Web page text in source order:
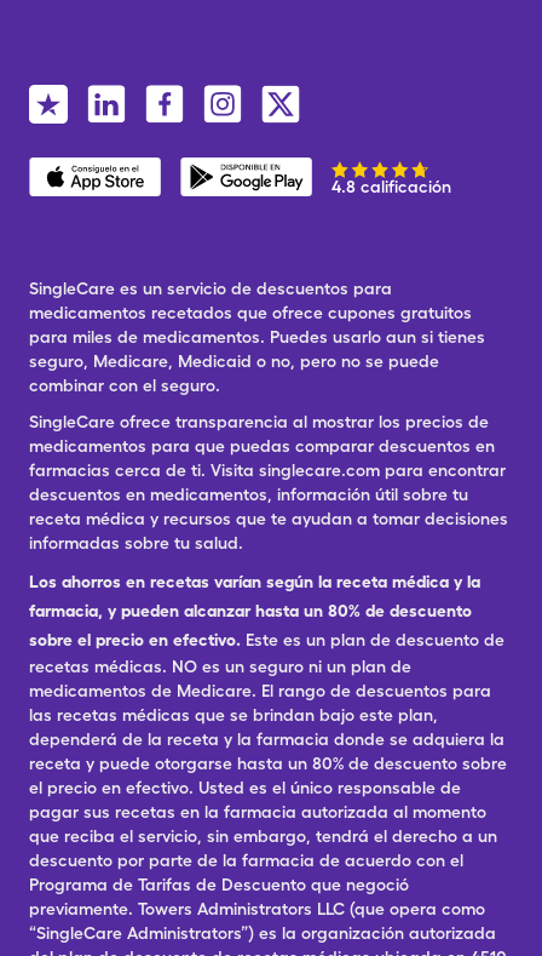
4.8 calificación
SingleCare es un servicio de descuentos para
medicamentos recetados que ofrece cupones gratuitos
para miles de medicamentos. Puedes usarlo aun si tienes
seguro, Medicare, Medicaid o no, pero no se puede
combinar con el seguro.
SingleCare ofrece transparencia al mostrar los precios de
medicamentos para que puedas comparar descuentos en
farmacias cerca de ti. Visita singlecare.com para encontrar
descuentos en medicamentos, información útil sobre tu
receta médica y recursos que te ayudan a tomar decisiones
informadas sobre tu salud.
Los ahorros en recetas varían según la receta médica y la
farmacia, y pueden alcanzar hasta un 80% de descuento
sobre el precio en efectivo. Este es un plan de descuento de
recetas médicas. NO es un seguro ni un plan de
medicamentos de Medicare. El rango de descuentos para
las recetas médicas que se brindan bajo este plan,
dependerá de la receta y la farmacia donde se adquiera la
receta y puede otorgarse hasta un 80% de descuento sobre
el precio en efectivo. Usted es el único responsable de
pagar sus recetas en la farmacia autorizada al momento
que reciba el servicio, sin embargo, tendrá el derecho a un
descuento por parte de la farmacia de acuerdo con el
Programa de Tarifas de Descuento que negoció
previamente. Towers Administrators LLC (que opera como
“SingleCare Administrators”) es la organización autorizada